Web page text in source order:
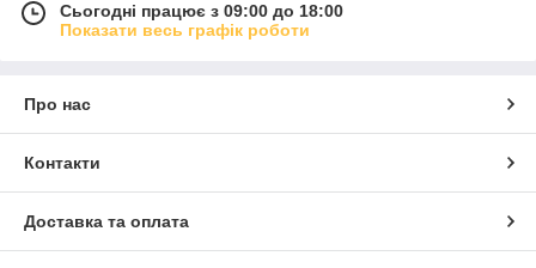
Сьогодні працює з 09:00 до 18:00
Показати весь графік роботи
Про нас
Контакти
Доставка та оплата